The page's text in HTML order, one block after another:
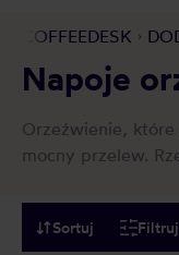
COFFEEDESK
Napoje
Orzeźwienie,
mocny przelew.
Sortuj Filtruj